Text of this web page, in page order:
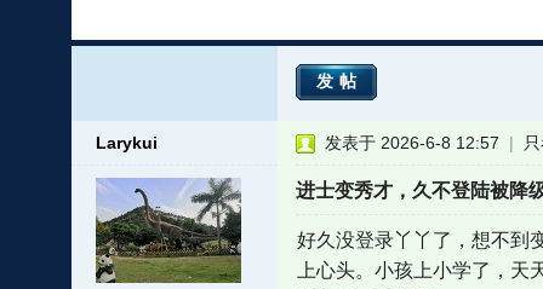
发帖
Larykui 发表于 2026-6-8 12:57 |
进士变秀才，久不登陆被降
好久没登录丫丫了，想不到
上心头。小孩上小学了，